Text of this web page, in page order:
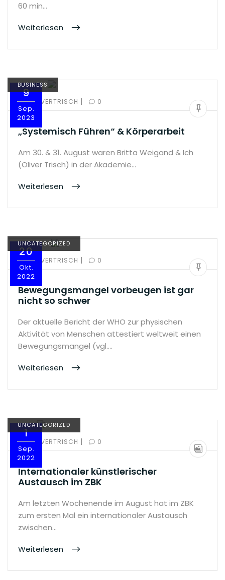
60 min…
Weiterlesen
9
Sep.
2023
BUSINESS
BY:OLIVERTRISCH | 0
„Systemisch Führen“ & Körperarbeit
Am 30. & 31. August waren Britta Weigand & Ich
(Oliver Trisch) in der Akademie…
Weiterlesen
20
Okt.
2022
UNCATEGORIZED
BY:OLIVERTRISCH | 0
Bewegungsmangel vorbeugen ist gar
nicht so schwer
Der aktuelle Bericht der WHO zur physischen
Aktivität von Menschen attestiert weltweit einen
Bewegungsmangel (vgl.…
Weiterlesen
1
Sep.
2022
UNCATEGORIZED
BY:OLIVERTRISCH | 0
Internationaler künstlerischer
Austausch im ZBK
Am letzten Wochenende im August hat im ZBK
zum ersten Mal ein internationaler Austausch
zwischen…
Weiterlesen